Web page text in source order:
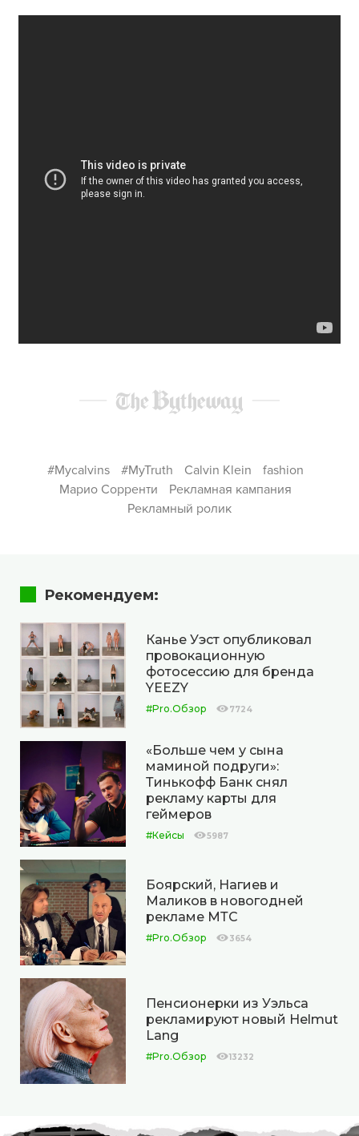
#Mycalvins #MyTruth Calvin Klein
fashion
Марио Сорренти
Рекламная кампания
Рекламный ролик
Рекомендуем:
Канье Уэст опубликовал
провокационную
фотосессию для бренда
YEEZY
#Pro.Обзор 7724
«Больше чем у сына
маминой подруги»:
Тинькофф Банк снял
рекламу карты для
геймеров
#Кейсы 5987
Боярский, Нагиев и
Маликов в новогодней
рекламе МТС
#Pro.Обзор 3654
Пенсионерки из Уэльса
рекламируют новый Helmut
Lang
#Pro.Обзор 13232